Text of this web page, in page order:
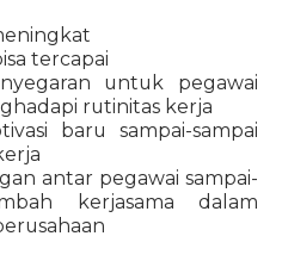
tercapai
untuk pegawai
rutinitas kerja
baru sampai-sampai
antar pegawai sampai-
kerjasama dalam